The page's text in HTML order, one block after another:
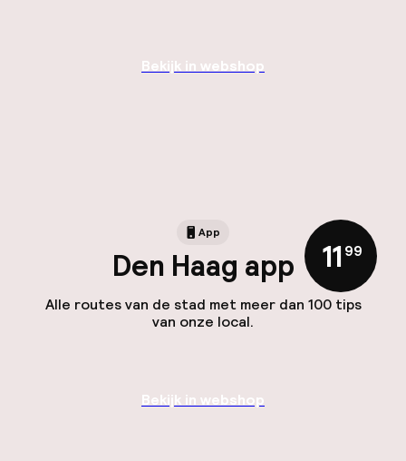
Bekijk in webshop
App
Den Haag app
Alle routes van de stad met meer dan 100 tips
van onze local.
11 ,99
Bekijk in webshop